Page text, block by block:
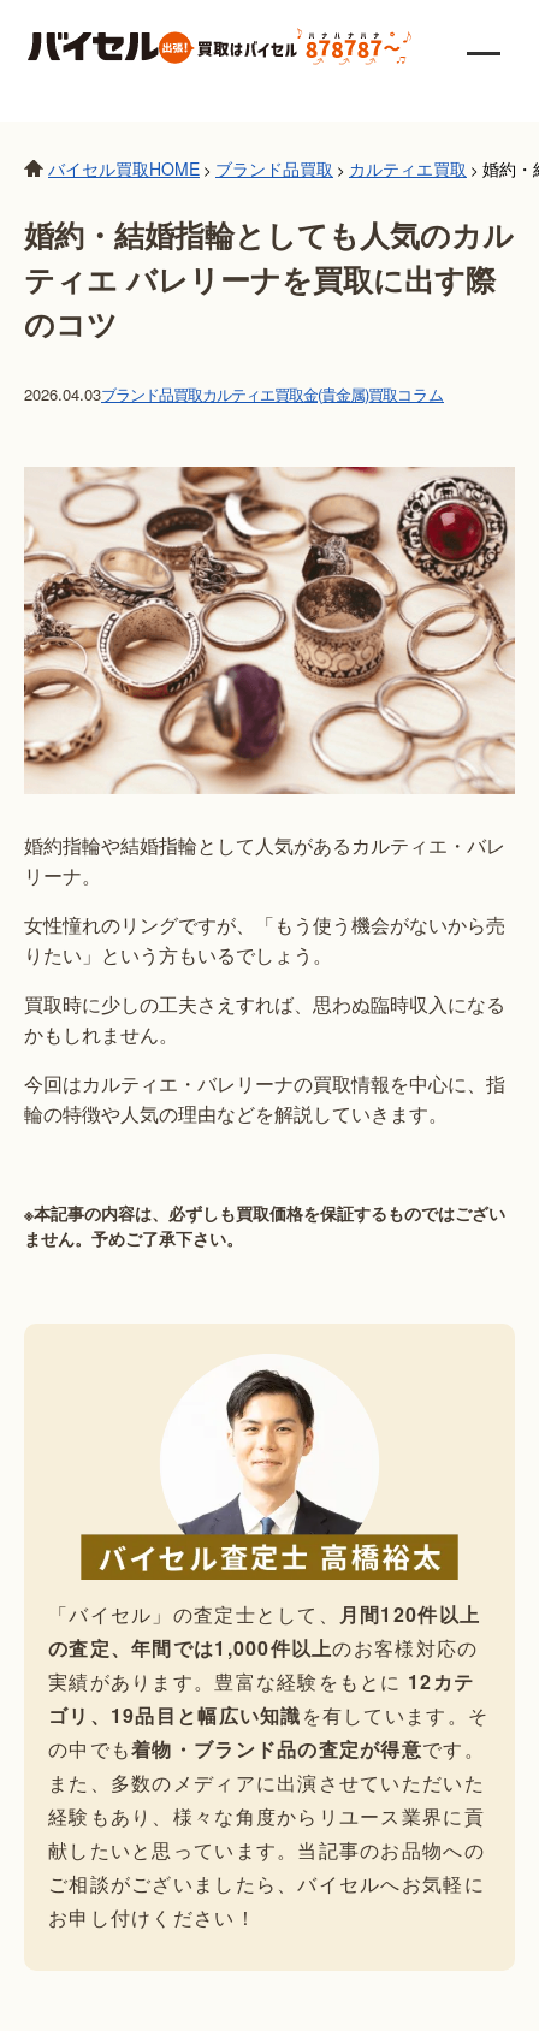
バイセル買取HOME > ブランド品買取 > カルティエ買取 > 婚約・
婚約・結婚指輪としても人気のカル
ティエ バレリーナを買取に出す際
のコツ
2026.04.03ブランド品買取カルティエ買取金(貴金属)買取コラム
婚約指輪や結婚指輪として人気があるカルティエ・バレ
リーナ。
女性憧れのリングですが、「もう使う機会がないから売
りたい」という方もいるでしょう。
買取時に少しの工夫さえすれば、思わぬ臨時収入になる
かもしれません。
今回はカルティエ・バレリーナの買取情報を中心に、指
輪の特徴や人気の理由などを解説していきます。
※本記事の内容は、必ずしも買取価格を保証するものではござい
ません。予めご了承下さい。
「バイセル」の査定士として、
月間120件以上
の査定、年間では1,000件以上のお客様対応の
実績があります。豊富な経験をもとに 12カテ
ゴリ、19品目と幅広い知識を有しています。そ
の中でも着物・ブランド品の査定が得意です。
また、多数のメディアに出演させていただいた
経験もあり、様々な角度からリユース業界に貢
献したいと思っています。当記事のお品物への
ご相談がございましたら、バイセルへお気軽に
お申し付けください！